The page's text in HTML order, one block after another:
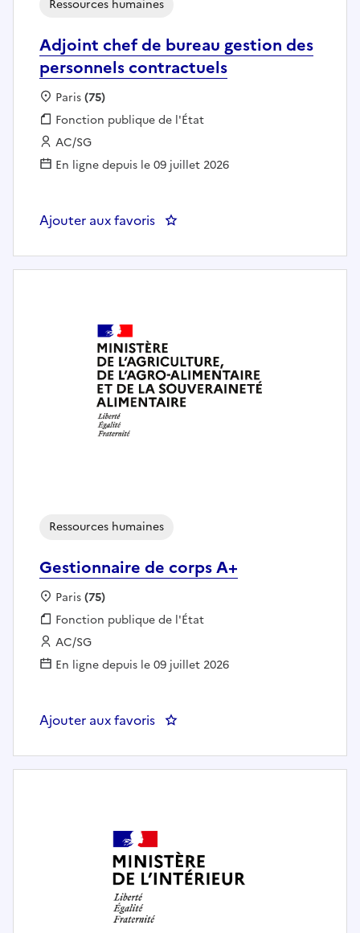
Adjoint chef de bureau gestion des
personnels contractuels
Ressources humaines
Localisation :
Paris(75)
Fonction publique :
Fonction publique de l'État
Employeur :
AC/SG
En ligne depuis le 09 juillet 2026
Ajouter aux favoris : Adjoint chef de bureau
Gestionnaire de corps A+
Ressources humaines
Localisation :
Paris(75)
Fonction publique :
Fonction publique de l'État
Employeur :
AC/SG
En ligne depuis le 09 juillet 2026
Ajouter aux favoris : Gestionnaire de corps A+